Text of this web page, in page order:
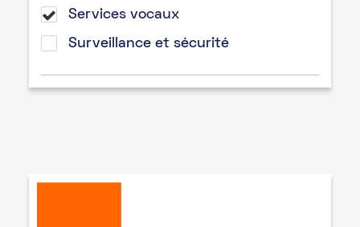
Services vocaux
Surveillance et sécurité